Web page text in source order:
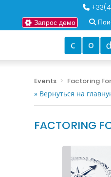
Запрос демо
Events
Factoring
» Вернуться на
FACTORING